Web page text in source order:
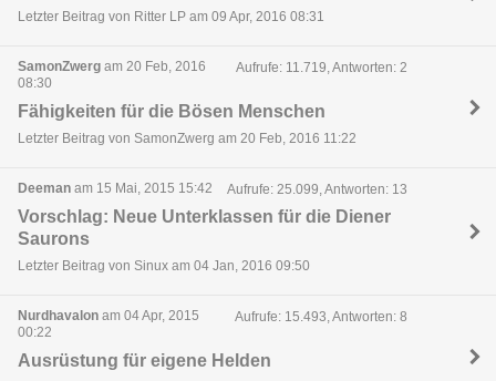
Letzter Beitrag von Ritter LP am 09 Apr, 2016 08:31
SamonZwerg am 20 Feb, 2016
08:30
Aufrufe: 11.719, Antworten: 2
Fähigkeiten für die Bösen Menschen
Letzter Beitrag von SamonZwerg am 20 Feb, 2016 11:22
Deeman am 15 Mai, 2015 15:42 Aufrufe: 25.099, Antworten: 13
Vorschlag: Neue Unterklassen für die Diener
Saurons
Letzter Beitrag von Sinux am 04 Jan, 2016 09:50
Nurdhavalon am 04 Apr, 2015
00:22
Aufrufe: 15.493, Antworten: 8
Ausrüstung für eigene Helden